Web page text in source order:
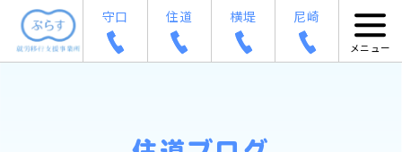
守口 住道 横堤 尼崎